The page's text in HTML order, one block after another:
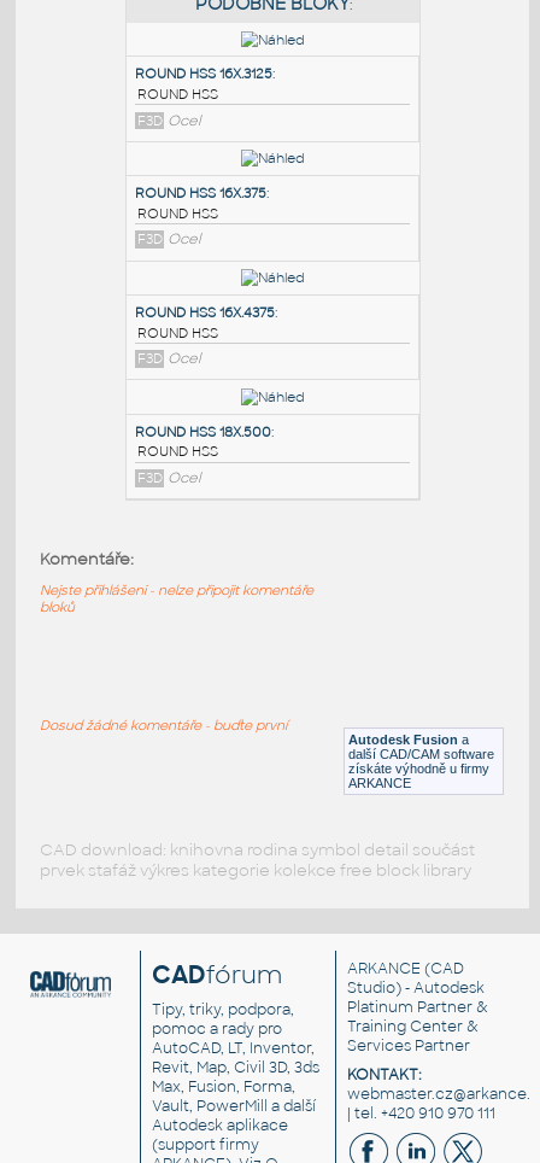
PODOBNÉ BLOKY:
ROUND HSS 16X.3125:
ROUND HSS
F3D Ocel
ROUND HSS 16X.375
ROUND HSS
F3D Ocel
F3D Ocel
Autodesk Fusion a
další CAD/CAM software
získáte výhodně u firmy
ARKANCE
Komentáře:
Nejste přihlášeni - nelze připojit komentáře
bloků
Dosud žádné komentáře - buďte první
CAD download: knihovna rodina symbol detail součást
prvek stafáž výkres kategorie kolekce free block library
CADfórum
Tipy, triky, podpora,
pomoc a rady pro
AutoCAD, LT, Inventor,
Revit, Map, Civil 3D, 3ds
Max, Fusion, Forma,
Vault, PowerMill a další
Autodesk aplikace
(support firmy
ARKANCE (CAD
Studio) - Autodesk
Platinum Partner &
Training Center &
Services Partner
KONTAKT:
| tel. +420 910 970 111